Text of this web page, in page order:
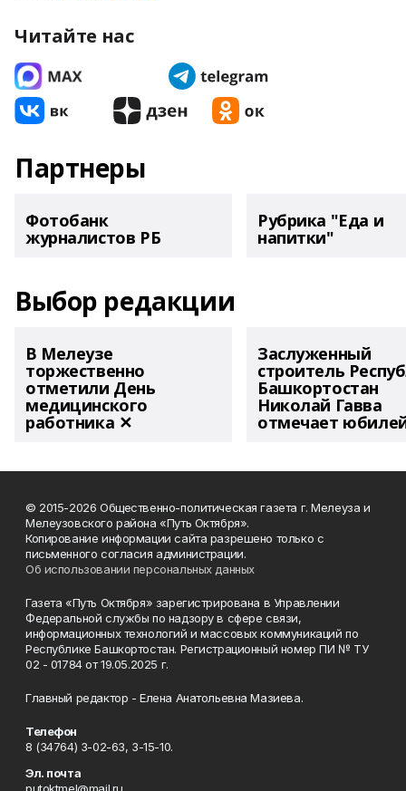
Читайте нас
Партнеры
Фотобанк
журналистов РБ
Рубрика "Еда и
напитки"
Выбор редакции
В Мелеузе
торжественно
отметили День
медицинского
работника ✕
Заслуженный
строитель
Башкортостан
Николай Гавва
отмечает
© 2015-2026 Общественно-политическая газета г. Мелеуза и
Мелеузовского района «Путь Октября».
Копирование информации сайта разрешено только с
письменного согласия администрации.
Об использовании персональных данных
Газета «Путь Октября» зарегистрирована в Управлении
Федеральной службы по надзору в сфере связи,
информационных технологий и массовых коммуникаций по
Республике Башкортостан. Регистрационный номер ПИ № ТУ
02 - 01784 от 19.05.2025 г.
Главный редактор - Елена Анатольевна Мазиева.
Телефон
8 (34764) 3-02-63, 3-15-10.
Эл. почта